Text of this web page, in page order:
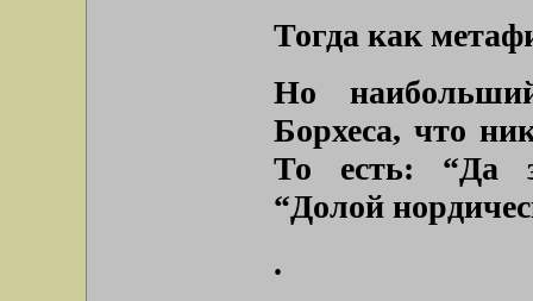
Тогда как
Но
Борхеса, что
То есть: “Да
“Долой
.